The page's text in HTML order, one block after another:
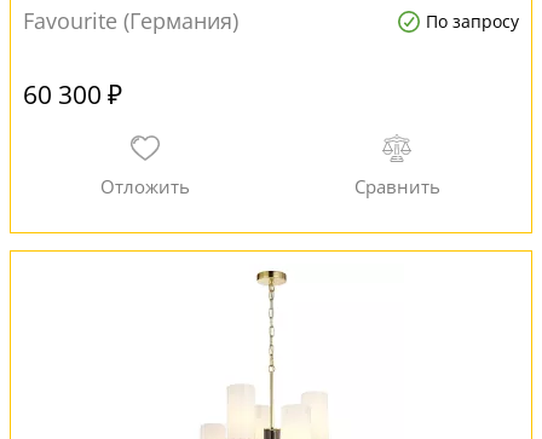
Favourite (Германия) По запросу
60 300 ₽